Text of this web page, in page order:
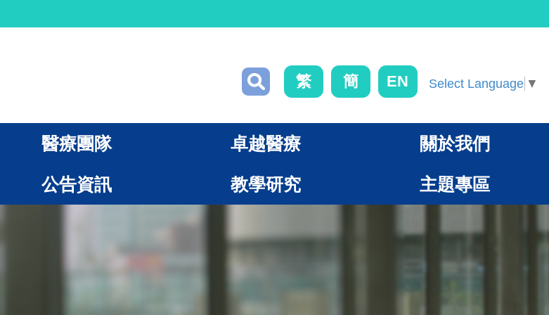
繁 簡 EN Select Language ▼
醫療團隊 卓越醫療 關於我們
公告資訊 教學研究 主題專區